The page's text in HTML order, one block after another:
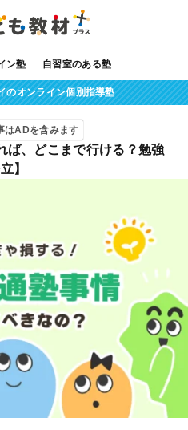
ン塾 自習室のある塾
のオンライン個別指導塾
はADを含みます
ば、どこまで行ける？勉強
】